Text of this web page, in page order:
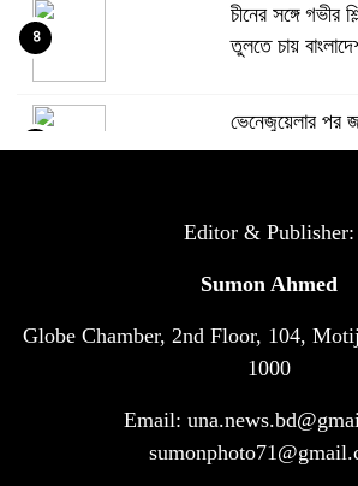
চীনের সঙ্গে গভীর
তুলতে চায়
৪
ভেনেজুয়েলার পর
শক্তিশালী ভূমিকম্প
টানা ৩ ম্যাচে গোল
সরকারি ৩শ কেজি
মাদ্রাসা সুপারের
গাড়ি বিক্রির পর
Editor & Publisher:
Sumon Ahmed
Globe Chamber, 2nd Floor, 104,
1000
Email: